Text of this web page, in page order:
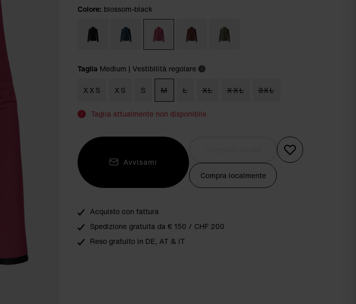
Colore: blossom-black
Taglia Medium | Vestibilità regolare i
XXS XS S M L XL XXL 3XL
i Taglia attualmente non disponibile
Avvisami
Compra localmente
Acquisto con fattura
Spedizione gratuita da € 150 / CHF 200
Reso gratuito in DE, AT & IT